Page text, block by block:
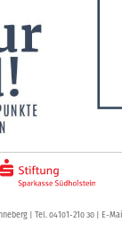
| Tel. 04101-210 30 | E-